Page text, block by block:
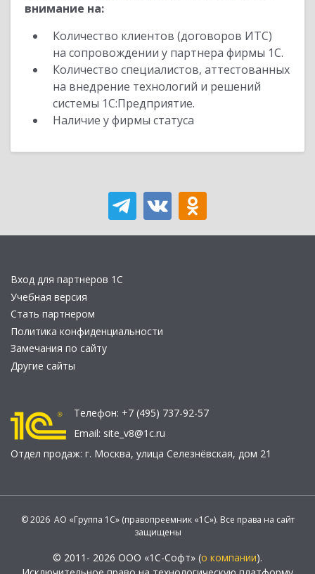
внимание на:
Количество клиентов (договоров ИТС)
на сопровождении у партнера фирмы 1С.
Количество специалистов, аттестованных
на внедрение технологий и решений
системы 1С:Предприятие.
Наличие у фирмы статуса
Вход для партнеров 1С
Учебная версия
Стать партнером
Политика конфиденциальности
Замечания по сайту
Другие сайты
Телефон: +7 (495) 737-92-57
Email: site_v8@1c.ru
Отдел продаж: г. Москва, улица Селезнёвская, дом 21
© 2026 АО «Группа 1С» (правопреемник «1С»). Все права на сайт
защищены
© 2011- 2026 ООО «1С-Софт» (о компании).